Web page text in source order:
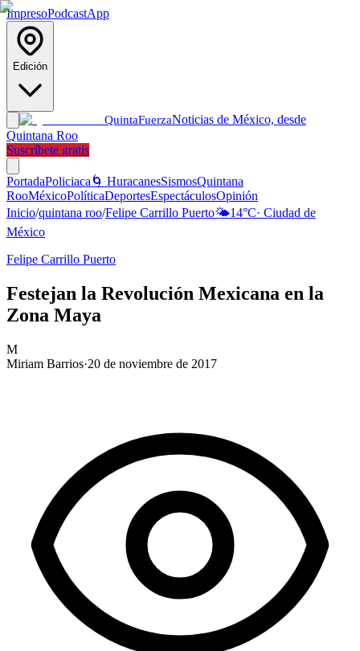
ImpresoPodcastApp
Edición
QuintaFuerzaNoticias de México, desde
Quintana Roo
Suscríbete gratis
PortadaPoliciaca 🌀 HuracanesSismosQuintana
RooMéxicoPolíticaDeportesEspectáculosOpinión
Inicio/quintana roo/Felipe Carrillo Puerto🌤️14°C· Ciudad de
México
Felipe Carrillo Puerto
Festejan la Revolución Mexicana en la
Zona Maya
M
Miriam Barrios·20 de noviembre de 2017